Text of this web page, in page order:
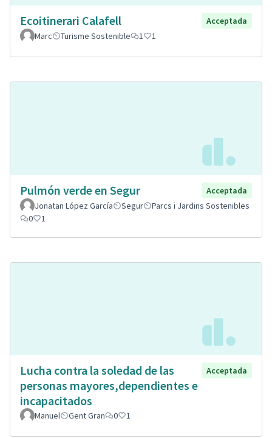
Ecoitinerari Calafell
Acceptada
Marc
Turisme Sostenible 1 1
Pulmón verde en Segur
Acceptada
Jonatan López García
Segur
Parcs i Jardins Sostenibles
0
1
Lucha contra la soledad de las
personas mayores,dependientes e
incapacitados
Acceptada
Manuel Gent Gran 0 1